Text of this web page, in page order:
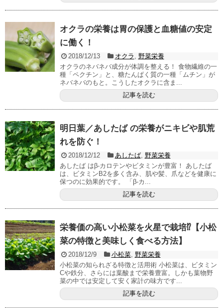
オクラの栄養は胃の保護と血糖値の安定
に働く！
2018/12/13 オクラ
野菜栄養
オクラのネバネバ成分が体調を整える！ 食物繊維の一
種「ペクチン」と、糖たんぱく質の一種「ムチン」が
ネバネバのもと。こうしたオクラに含ま...
記事を読む
明日葉／あしたば の栄養がニキビや肌荒
れを防ぐ！
2018/12/12 あしたば, 野菜栄養
あしたば はβ-カロテンやビタミンが豊富！ あしたば
は、ビタミンB2を多く含み、肌や髪、爪などを健康に
保つのに効果的です。 「β-カ...
記事を読む
栄養価の高い小松菜を火星で栽培⁉【小松
菜の特徴と美味しく食べる方法】
2018/12/9 小松菜, 野菜栄養
小松菜の知られざる特徴と活用術 小松菜は、ビタミン
Cや鉄分、さらには葉酸まで栄養豊富。しかも葉物野
菜の中では安定して安く家計の味方です...
記事を読む